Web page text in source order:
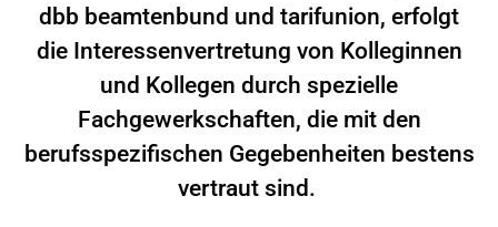
dbb beamtenbund und tarifunion, erfolgt
die Interessenvertretung von Kolleginnen
und Kollegen durch spezielle
Fachgewerkschaften, die mit den
berufsspezifischen Gegebenheiten bestens
vertraut sind.